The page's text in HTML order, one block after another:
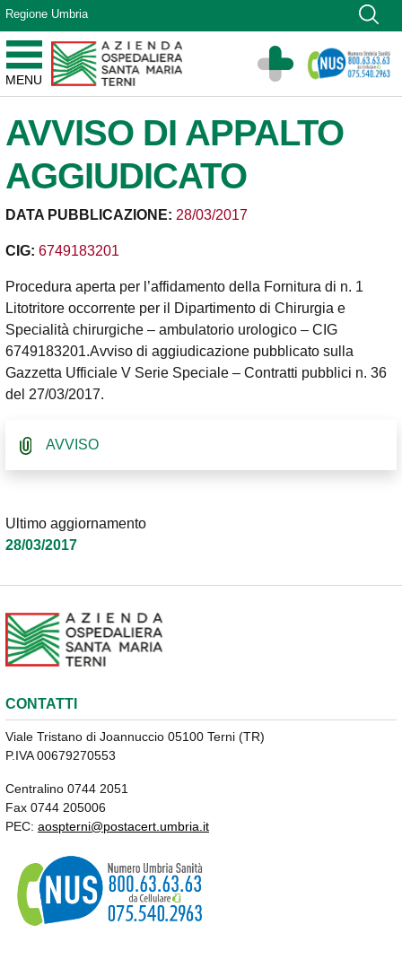
Vai ai contenuti
Vai al menu di navigazione
Vai al footer
Regione Umbria
MENU
Azienda Ospedaliera Santa Maria di Terni
Sito Istituzionale
AVVISO DI APPALTO
AGGIUDICATO
DATA PUBBLICAZIONE: 28/03/2017
CIG: 6749183201
Procedura aperta per l’affidamento della Fornitura di n. 1
Litotritore occorrente per il Dipartimento di Chirurgia e
Specialità chirurgiche – ambulatorio urologico – CIG
6749183201.Avviso di aggiudicazione pubblicato sulla
Gazzetta Ufficiale V Serie Speciale – Contratti pubblici n. 36
del 27/03/2017.
AVVISO
Ultimo aggiornamento
28/03/2017
CONTATTI
Viale Tristano di Joannuccio 05100 Terni (TR)
P.IVA 00679270553
Centralino 0744 2051
Fax 0744 205006
PEC: aospterni@postacert.umbria.it